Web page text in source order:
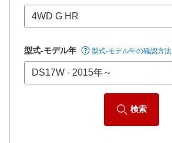
型式-モデル年 型式-モデル年の確認方法
検索